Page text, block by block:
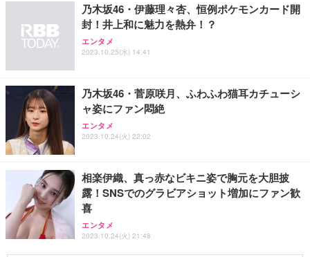
乃木坂46・伊藤理々杏、恒例ポケモンカード開
封！井上和に魅力を熱弁！？
エンタメ
2023.10.25(水) 14:41
乃木坂46・菅原咲月、ふわふわ猫耳カチューシ
ャ姿にファン悶絶
エンタメ
2023.10.24(火) 22:02
相楽伊織、真っ赤なビキニ姿で胸元を大胆披
露！SNSでのグラビアショット増加にファン歓
喜
エンタメ
2023.10.24(火) 21:48